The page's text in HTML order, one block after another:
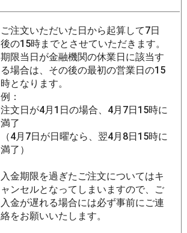
ご注文いただいた日から起算して7日
後の15時までとさせていただきます。
期限当日が金融機関の休業日に該当す
る場合は、その後の最初の営業日の15
時となります。
例：
注文日が4月1日の場合、4月7日15時に
満了
（4月7日が日曜なら、翌4月8日15時に
満了）
入金期限を過ぎたご注文についてはキ
ャンセルとなってしまいますので、ご
入金が遅れる場合には必ず事前にご連
絡をお願いいたします。